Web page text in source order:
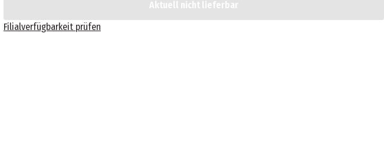
Aktuell nicht lieferbar
Filialverfügbarkeit prüfen